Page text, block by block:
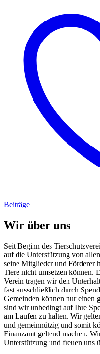
Beiträge
Wir über uns
Seit Beginn des
auf die Unterstützung von
seine Mitglieder und Förderer
Tiere nicht umsetzen können.
Verein tragen wir den
fast ausschließlich durch
Gemeinden können nur einen
sind wir unbedingt auf Ihre
am Laufen zu halten. Wir
und gemeinnützig und somit
Finanzamt geltend machen.
Unterstützung und freuen uns